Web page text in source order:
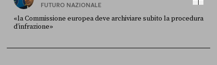
FUTURO NAZIONALE
«la Commissione europea deve archiviare subito la procedura
d’infrazione»